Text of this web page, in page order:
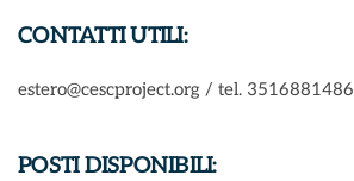
CONTATTI UTILI:
estero@cescproject.org / tel. 3516881486
POSTI DISPONIBILI: